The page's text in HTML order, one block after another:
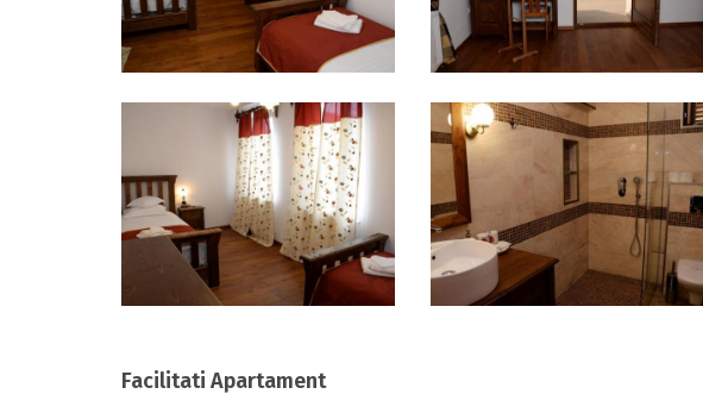
Facilitati Apartament